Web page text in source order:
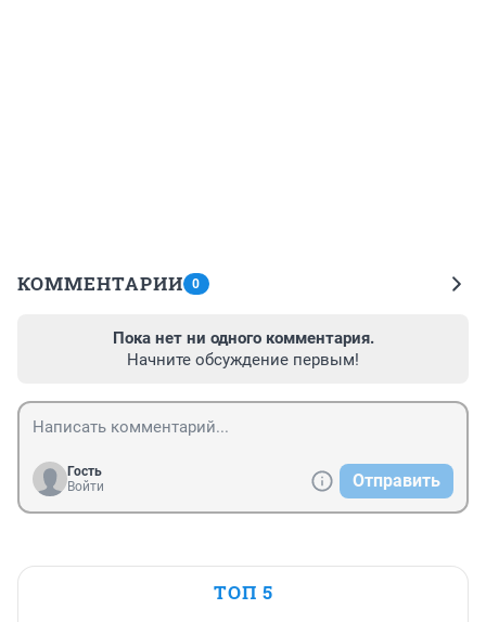
КОММЕНТАРИИ 0
Пока нет ни одного комментария.
Начните обсуждение первым!
Гость
Войти
Отправить
ТОП 5